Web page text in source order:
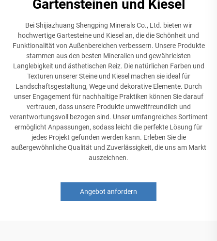
Gartensteinen und Kiesel
Bei Shijiazhuang Shengping Minerals Co., Ltd. bieten wir
hochwertige Gartesteine und Kiesel an, die die Schönheit und
Funktionalität von Außenbereichen verbessern. Unsere Produkte
stammen aus den besten Mineralien und gewährleisten
Langlebigkeit und ästhetischen Reiz. Die natürlichen Farben und
Texturen unserer Steine und Kiesel machen sie ideal für
Landschaftsgestaltung, Wege und dekorative Elemente. Durch
unser Engagement für nachhaltige Praktiken können Sie darauf
vertrauen, dass unsere Produkte umweltfreundlich und
verantwortungsvoll bezogen sind. Unser umfangreiches Sortiment
ermöglicht Anpassungen, sodass leicht die perfekte Lösung für
jedes Projekt gefunden werden kann. Erleben Sie die
außergewöhnliche Qualität und Zuverlässigkeit, die uns am Markt
auszeichnen.
Angebot anfordern